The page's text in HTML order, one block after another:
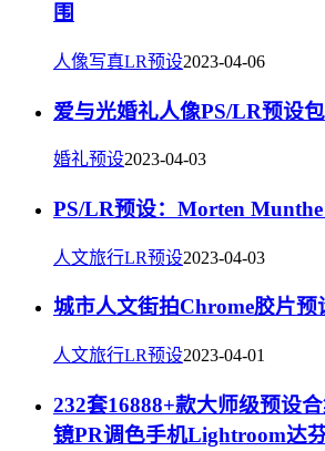
围
人像写真LR预设2023-04-06
爱与光婚礼人像PS/LR预设包
婚礼预设2023-04-03
PS/LR预设：Morten
人文旅行LR预设2023-04-03
城市人文街拍Chrome胶片预
人文旅行LR预设2023-04-01
232套16888+款大师级预设
镜PR调色手机Lightroom达